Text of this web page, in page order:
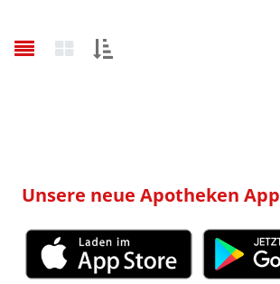
Unsere neue Apotheken App